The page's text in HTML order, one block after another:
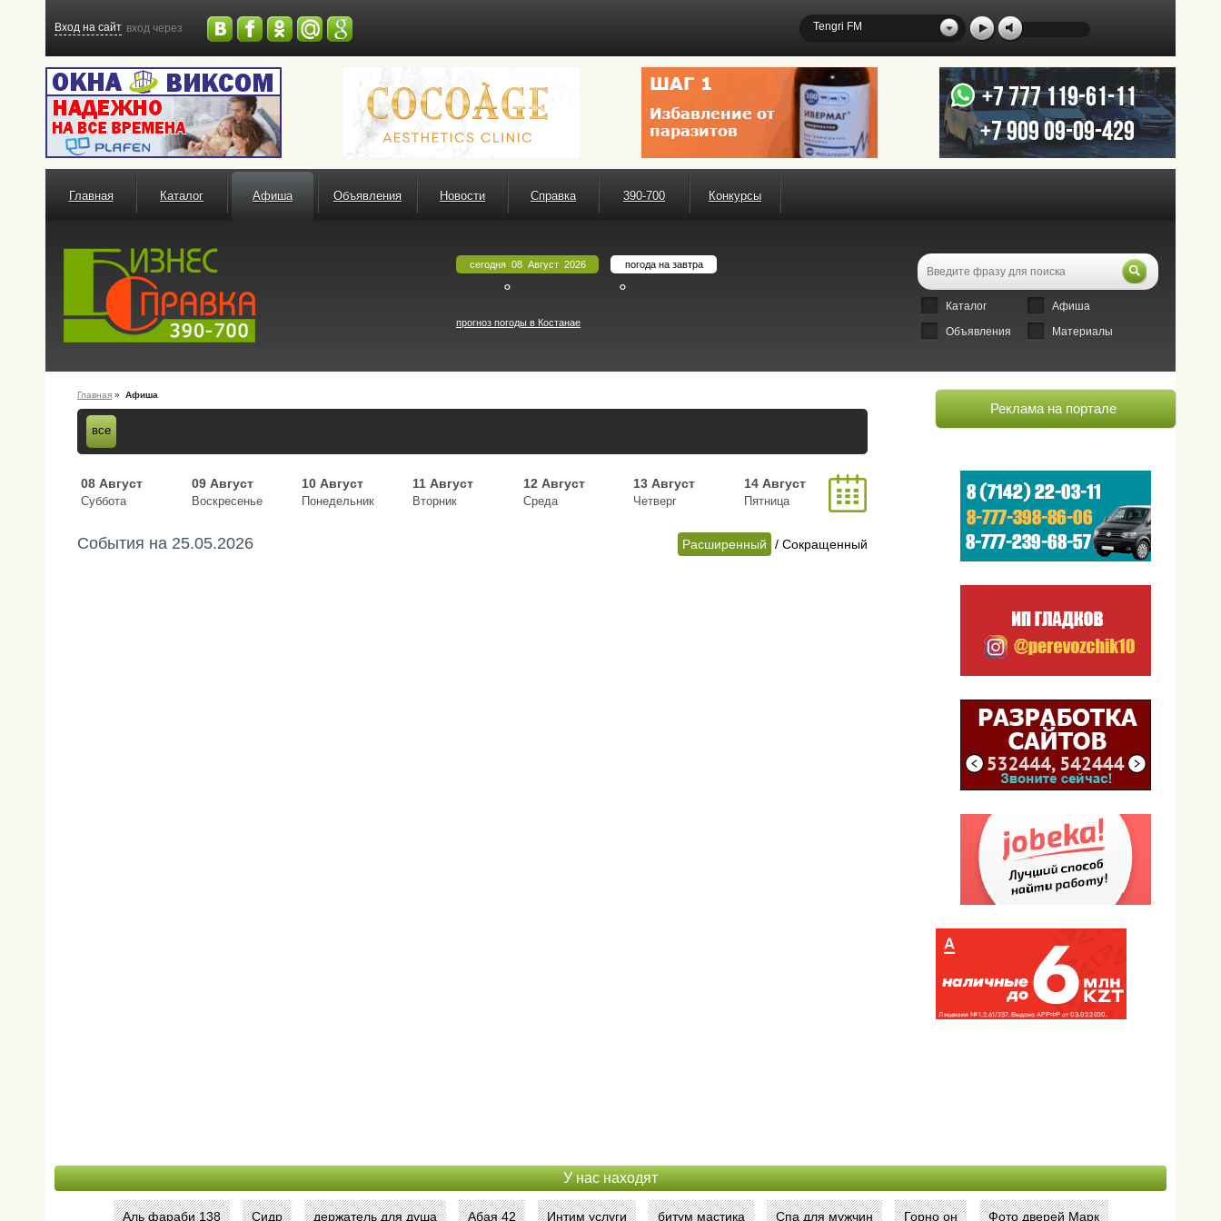
Вход на сайт вход через Tengri FM
Главная Каталог Афиша Объявления Новости Справка 390-700 Конкурсы
сегодня 08 Август 2026
°
погода на завтра
°
прогноз погоды в Костанае
Каталог
Афиша
Объявления
Материалы
Главная » Афиша
все
08 Август
Суббота
09 Август
Воскресенье
10 Август
Понедельник
11 Август
Вторник
12 Август
Среда
13 Август
Четверг
14 Август
Пятница
События на 25.05.2026 Расширенный / Сокращенный
Реклама на портале
У нас находят
Аль фараби 138 Сидр держатель для душа Абая 42 Интим услуги битум мастика Спа для мужчин Горно он Фото дверей Марк